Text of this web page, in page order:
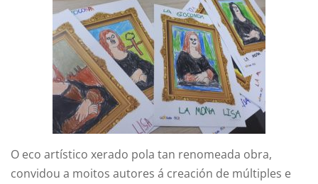
O eco artístico xerado pola tan renomeada obra,
convidou a moitos autores á creación de múltiples e